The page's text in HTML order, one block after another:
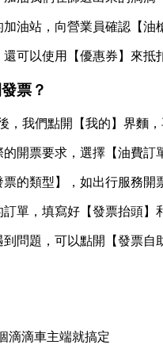
油站，向營業員確認【油
可以使用【優惠券】來抵
票？
，我們點開【我的】界麵
開票要求，選擇【油費訂
的類型】，如出行服務開
單，填寫好【發票抬頭】
問題，可以點開【發票自
滴滴車主端就搞定